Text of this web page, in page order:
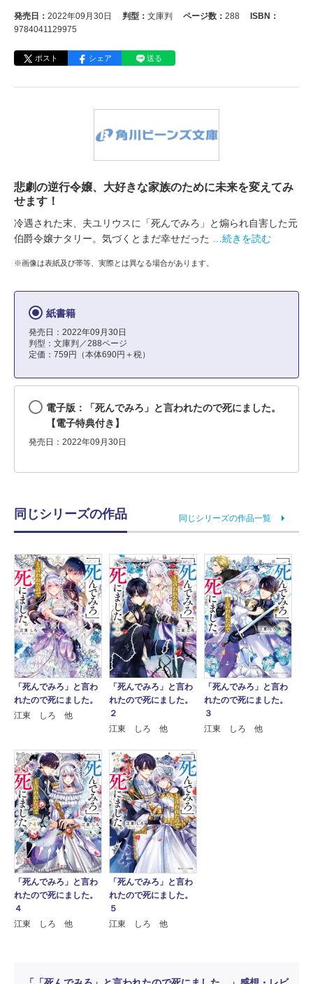
発売日： 2022年09月30日 判型： 文庫判 ページ数： 288
ISBN：
9784041129975
ポスト シェア 送る
悲劇の逆行令嬢、大好きな家族のために未来を変えてみ
せます！
冷遇された末、夫ユリウスに「死んでみろ」と煽られ自害した元
伯爵令嬢ナタリー。気づくとまだ幸せだった
…続きを読む
※画像は表紙及び帯等、実際とは異なる場合があります。
紙書籍
発売日：2022年09月30日
判型：文庫判／288ページ
定価：759円（本体690円＋税）
電子版：「死んでみろ」と言われたので死にました。
【電子特典付き】
発売日：2022年09月30日
同じシリーズの作品 同じシリーズの作品一覧
「死んでみろ」と言わ
れたので死にました。
江東 しろ 他
「死んでみろ」と言わ
れたので死にました。
２
江東 しろ 他
「死んでみろ」と言わ
れたので死にました。
３
江東 しろ 他
「死んでみろ」と言わ
れたので死にました。
４
江東 しろ 他
「死んでみろ」と言わ
れたので死にました。
５
江東 しろ 他